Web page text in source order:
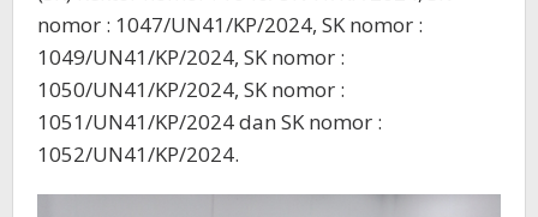
nomor : 1047/UN41/KP/2024, SK nomor :
1049/UN41/KP/2024, SK nomor :
1050/UN41/KP/2024, SK nomor :
1051/UN41/KP/2024 dan SK nomor :
1052/UN41/KP/2024.